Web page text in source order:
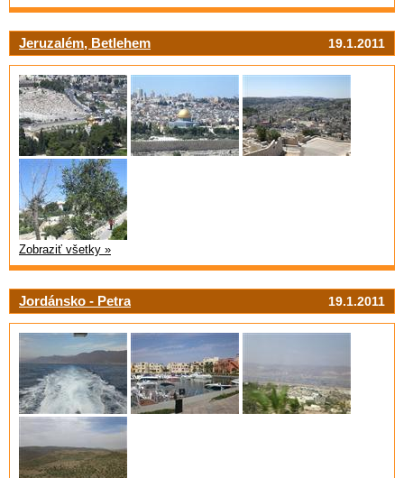
Jeruzalém, Betlehem 19.1.2011
Zobraziť všetky »
Jordánsko - Petra 19.1.2011